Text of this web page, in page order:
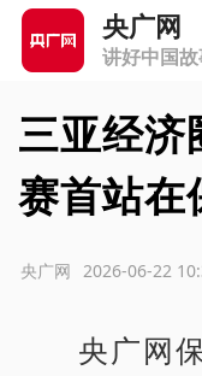
央广网
讲好中国
三亚经济
赛首站在
2026-06-22
央广网
央广网